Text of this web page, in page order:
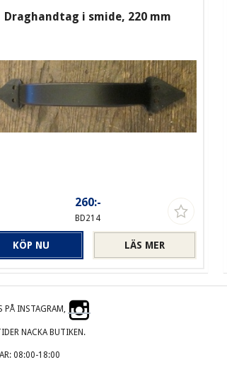
Draghandtag i smide, 220 mm
260:-
BD214
LÄS MER
KÖP NU
PÅ INSTAGRAM,
NACKA BUTIKEN.
08:00-18:00